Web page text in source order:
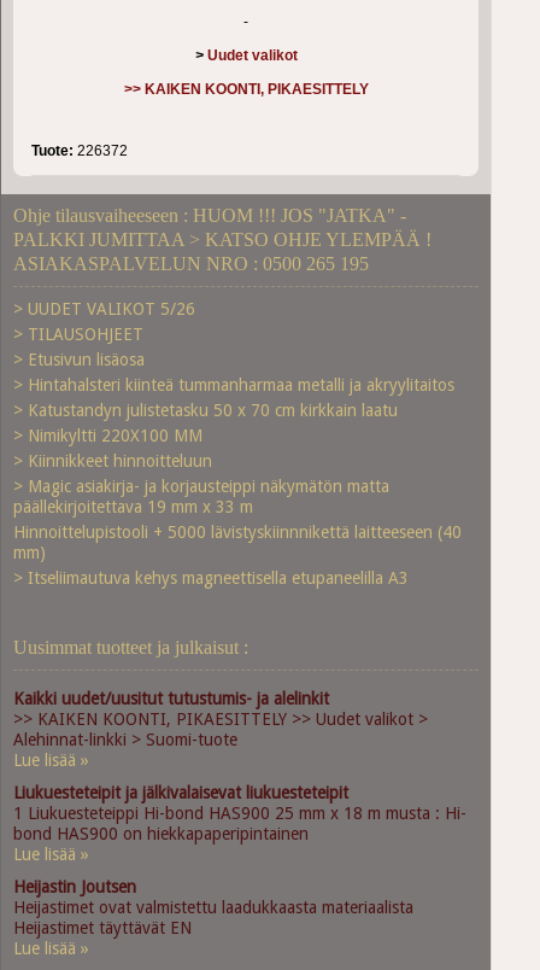
-
> Uudet valikot
>> KAIKEN KOONTI, PIKAESITTELY
Tuote: 226372
Ohje tilausvaiheeseen : HUOM !!! JOS "JATKA" -
PALKKI JUMITTAA > KATSO OHJE YLEMPÄÄ !
ASIAKASPALVELUN NRO : 0500 265 195
> UUDET VALIKOT 5/26
> TILAUSOHJEET
> Etusivun lisäosa
> Hintahalsteri kiinteä tummanharmaa metalli ja akryylitaitos
> Katustandyn julistetasku 50 x 70 cm kirkkain laatu
> Nimikyltti 220X100 MM
> Kiinnikkeet hinnoitteluun
> Magic asiakirja- ja korjausteippi näkymätön matta
päällekirjoitettava 19 mm x 33 m
Hinnoittelupistooli + 5000 lävistyskiinnnikettä laitteeseen (40
mm)
> Itseliimautuva kehys magneettisella etupaneelilla A3
Uusimmat tuotteet ja julkaisut :
Kaikki uudet/uusitut tutustumis- ja alelinkit
>> KAIKEN KOONTI, PIKAESITTELY >> Uudet valikot >
Alehinnat-linkki > Suomi-tuote
Lue lisää »
Liukuesteteipit ja jälkivalaisevat liukuesteteipit
1 Liukuesteteippi Hi-bond HAS900 25 mm x 18 m musta : Hi-
bond HAS900 on hiekkapaperipintainen
Lue lisää »
Heijastin Joutsen
Heijastimet ovat valmistettu laadukkaasta materiaalista
Heijastimet täyttävät EN
Lue lisää »